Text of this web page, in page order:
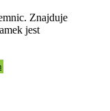
Znajduje
jest